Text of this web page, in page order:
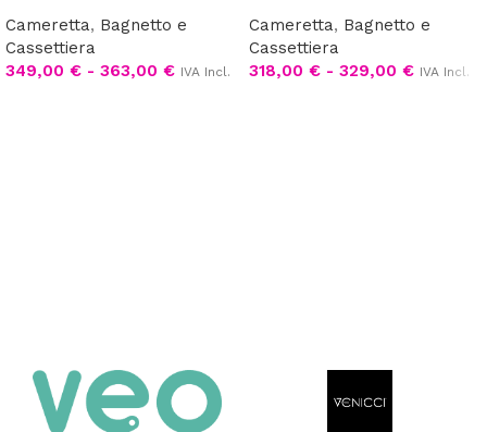
Cameretta, Bagnetto e
Cassettiera
349,00 € - 363,00 € IVA Incl.
Cameretta, Bagnetto e
Cassettiera
318,00 € - 329,00 € IVA Incl.